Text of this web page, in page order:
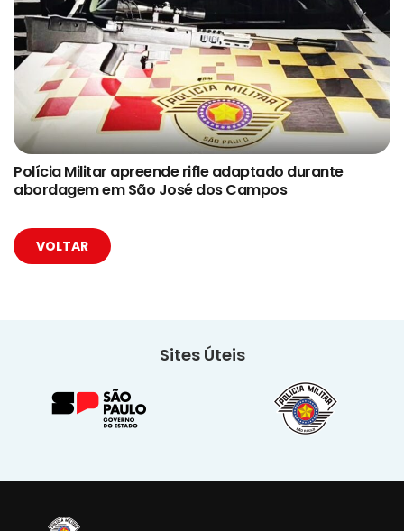
Polícia Militar apreende rifle adaptado durante
abordagem em São José dos Campos
VOLTAR
Sites Úteis